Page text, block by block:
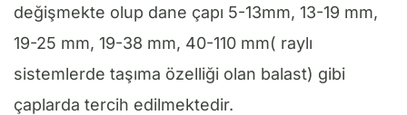
değişmekte olup dane çapı 5-13mm, 13-19 mm,
19-25 mm, 19-38 mm, 40-110 mm( raylı
sistemlerde taşıma özelliği olan balast) gibi
çaplarda tercih edilmektedir.